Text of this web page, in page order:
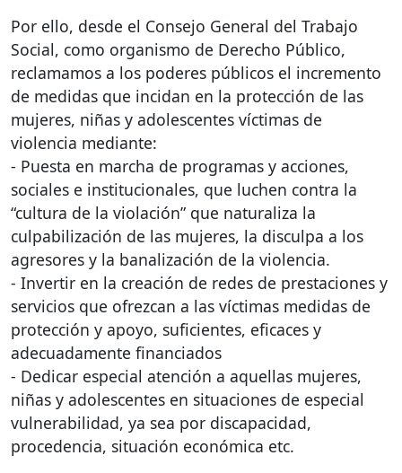
Por ello, desde el Consejo General del Trabajo
Social, como organismo de Derecho Público,
reclamamos a los poderes públicos el incremento
de medidas que incidan en la protección de las
mujeres, niñas y adolescentes víctimas de
violencia mediante:
- Puesta en marcha de programas y acciones,
sociales e institucionales, que luchen contra la
“cultura de la violación” que naturaliza la
culpabilización de las mujeres, la disculpa a los
agresores y la banalización de la violencia.
- Invertir en la creación de redes de prestaciones y
servicios que ofrezcan a las víctimas medidas de
protección y apoyo, suficientes, eficaces y
adecuadamente financiados
- Dedicar especial atención a aquellas mujeres,
niñas y adolescentes en situaciones de especial
vulnerabilidad, ya sea por discapacidad,
procedencia, situación económica etc.